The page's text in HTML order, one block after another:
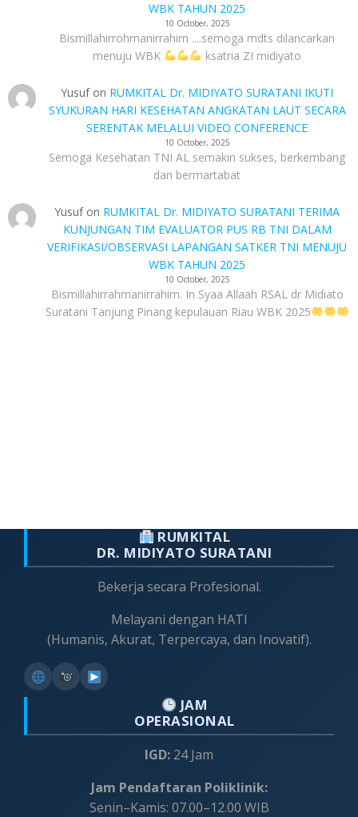
WBK TAHUN 2025
10 October, 2025
Bismillahirrohmanirrahim ....semoga mdts dilancarkan
menuju WBK
ksatria ZI midiyato
Yusufon RUMKITAL Dr. MIDIYATO SURATANI IKUTI
SYUKURAN HARI KESEHATAN ANGKATAN LAUT SECARA
SERENTAK MELALUI VIDEO CONFERENCE
10 October, 2025
Semoga Kesehatan TNI AL semakin sukses, berkembang
dan bermartabat
Yusufon RUMKITAL Dr. MIDIYATO SURATANI TERIMA
KUNJUNGAN TIM EVALUATOR PUS RB TNI DALAM
VERIFIKASI/OBSERVASI LAPANGAN SATKER TNI MENUJU
WBK TAHUN 2025
10 October, 2025
Bismillahirrahmanirrahim. In Syaa Allaah RSAL dr Midiato
Suratani Tanjung Pinang kepulauan Riau WBK 2025
RUMKITAL
DR. MIDIYATO SURATANI
Bekerja secara Profesional.
Melayani dengan HATI
(Humanis, Akurat, Terpercaya, dan Inovatif).
JAM
OPERASIONAL
IGD: 24 Jam
Jam Pendaftaran Poliklinik:
Senin–Kamis: 07.00–12.00 WIB